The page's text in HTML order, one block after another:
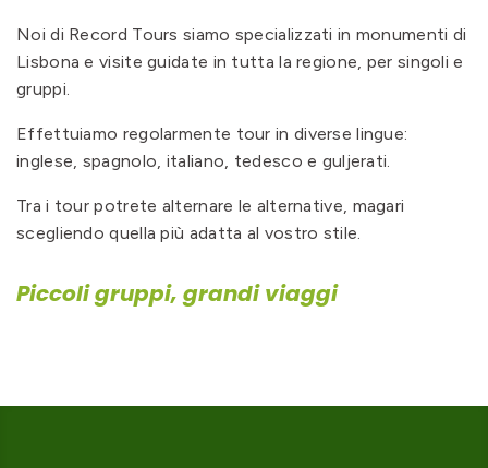
Noi di Record Tours siamo specializzati in monumenti di
Lisbona e visite guidate in tutta la regione, per singoli e
gruppi.
Effettuiamo regolarmente tour in diverse lingue:
inglese, spagnolo, italiano, tedesco e guljerati.
Tra i tour potrete alternare le alternative, magari
scegliendo quella più adatta al vostro stile.
Piccoli gruppi, grandi viaggi